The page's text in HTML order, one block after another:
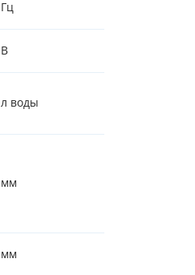
Гц
В
л воды
мм
мм